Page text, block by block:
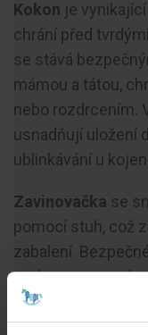
Kokon je
chrání před
se stává
mámou a tátou,
nebo rozdrcením.
usnadňují uložení
ublinkávání u
Zavinovačka se
pomocí stuh, což
zabalení.
tvrdou sponu
podráždit citlivou
zavinovačka